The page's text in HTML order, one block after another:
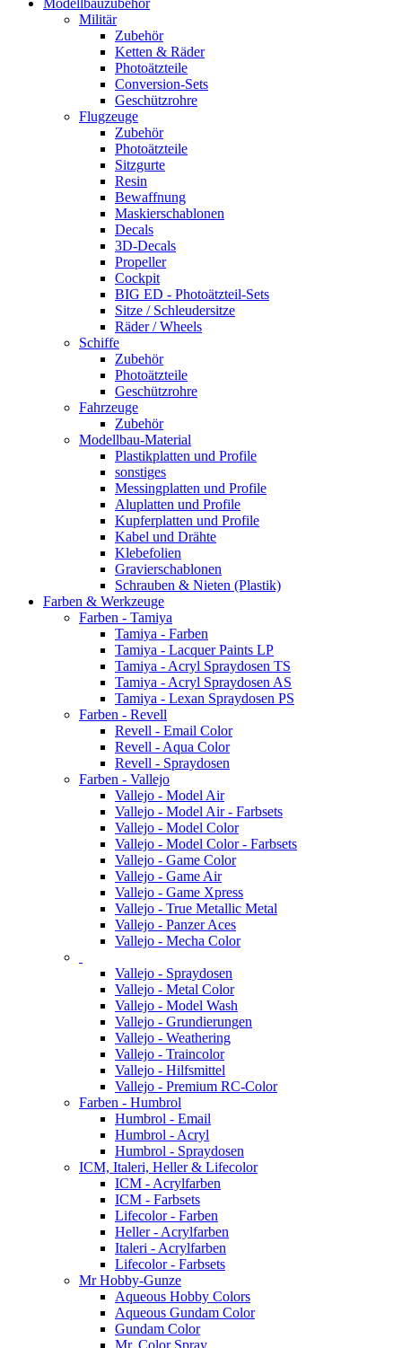
Modellbauzubehör
Militär
Zubehör
Ketten & Räder
Photoätzteile
Conversion-Sets
Geschützrohre
Flugzeuge
Zubehör
Photoätzteile
Sitzgurte
Resin
Bewaffnung
Maskierschablonen
Decals
3D-Decals
Propeller
Cockpit
BIG ED - Photoätzteil-Sets
Sitze / Schleudersitze
Räder / Wheels
Schiffe
Zubehör
Photoätzteile
Geschützrohre
Fahrzeuge
Zubehör
Modellbau-Material
Plastikplatten und Profile
sonstiges
Messingplatten und Profile
Aluplatten und Profile
Kupferplatten und Profile
Kabel und Drähte
Klebefolien
Gravierschablonen
Schrauben & Nieten (Plastik)
Farben & Werkzeuge
Farben - Tamiya
Tamiya - Farben
Tamiya - Lacquer Paints LP
Tamiya - Acryl Spraydosen TS
Tamiya - Acryl Spraydosen AS
Tamiya - Lexan Spraydosen PS
Farben - Revell
Revell - Email Color
Revell - Aqua Color
Revell - Spraydosen
Farben - Vallejo
Vallejo - Model Air
Vallejo - Model Air - Farbsets
Vallejo - Model Color
Vallejo - Model Color - Farbsets
Vallejo - Game Color
Vallejo - Game Air
Vallejo - Game Xpress
Vallejo - True Metallic Metal
Vallejo - Panzer Aces
Vallejo - Mecha Color
Vallejo - Spraydosen
Vallejo - Metal Color
Vallejo - Model Wash
Vallejo - Grundierungen
Vallejo - Weathering
Vallejo - Traincolor
Vallejo - Hilfsmittel
Vallejo - Premium RC-Color
Farben - Humbrol
Humbrol - Email
Humbrol - Acryl
Humbrol - Spraydosen
ICM, Italeri, Heller & Lifecolor
ICM - Acrylfarben
ICM - Farbsets
Lifecolor - Farben
Heller - Acrylfarben
Italeri - Acrylfarben
Lifecolor - Farbsets
Mr Hobby-Gunze
Aqueous Hobby Colors
Aqueous Gundam Color
Gundam Color
Mr. Color Spray